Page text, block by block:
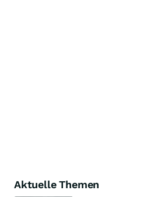
Aktuelle Themen